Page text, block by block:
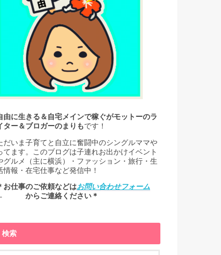
由に生きる＆自宅メインで稼ぐがモットーのラ
ター＆ブロガーのまりもです！
だいま子育てと自立に奮闘中のシングルママや
てます。このブログは子連れお出かけイベント
グルメ（主に横浜）・ファッション・旅行・生
情報・在宅仕事など発信中！
お仕事のご依頼などはお問い合わせフォーム
からご連絡ください＊
検索